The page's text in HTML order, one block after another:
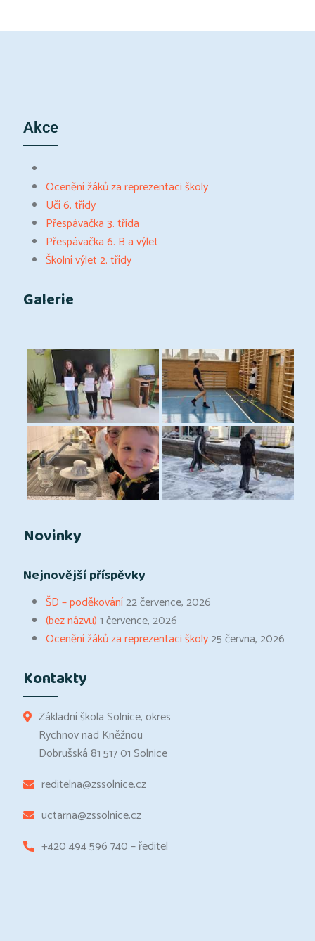
Akce
Ocenění žáků za reprezentaci školy
Učí 6. třídy
Přespávačka 3. třída
Přespávačka 6. B a výlet
Školní výlet 2. třídy
Galerie
Novinky
Nejnovější příspěvky
ŠD – poděkování22 července, 2026
(bez názvu)1 července, 2026
Ocenění žáků za reprezentaci školy25 června, 2026
Kontakty
Základní škola Solnice, okres
Rychnov nad Kněžnou
Dobrušská 81 517 01 Solnice
reditelna@zssolnice.cz
uctarna@zssolnice.cz
+420 494 596 740 – ředitel